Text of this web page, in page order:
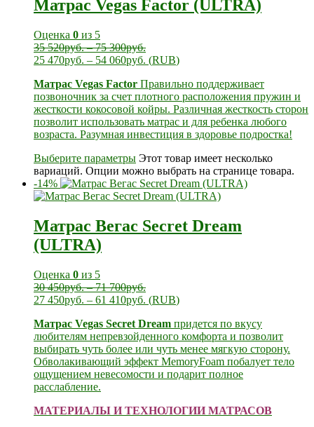
Матрас Vegas Factor (ULTRA)
Оценка 0 из 5
35 520руб.–75 300руб.
25 470руб. – 54 060руб. (RUB)
Матрас Vegas Factor Правильно поддерживает
позвоночник за счет плотного расположения пружин и
жесткости кокосовой койры. Различная жесткость сторон
позволит использовать матрас и для ребенка любого
возраста. Разумная инвестиция в здоровье подростка!
Выберите параметры Этот товар имеет несколько
вариаций. Опции можно выбрать на странице товара.
-14%
Матрас Вегас Secret Dream
(ULTRA)
Оценка 0 из 5
30 450руб.–71 700руб.
27 450руб. – 61 410руб. (RUB)
Матрас Vegas Secret Dream придется по вкусу
любителям непревзойденного комфорта и позволит
выбирать чуть более или чуть менее мягкую сторону.
Обволакивающий эффект MemoryFoam побалует тело
ощущением невесомости и подарит полное
расслабление.
МАТЕРИАЛЫ И ТЕХНОЛОГИИ МАТРАСОВ